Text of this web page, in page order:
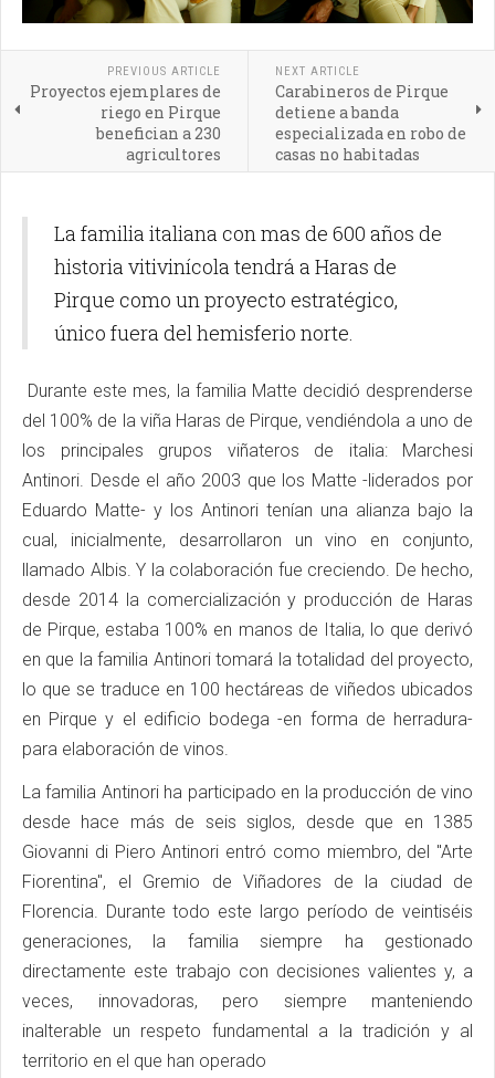
PREVIOUS ARTICLE
Proyectos ejemplares de
riego en Pirque
benefician a 230
agricultores
NEXT ARTICLE
Carabineros de Pirque
detiene a banda
especializada en robo de
casas no habitadas
La familia italiana con mas de 600 años de
historia vitivinícola tendrá a Haras de
Pirque como un proyecto estratégico,
único fuera del hemisferio norte.
Durante este mes, la familia Matte decidió desprenderse
del 100% de la viña Haras de Pirque, vendiéndola a uno de
los principales grupos viñateros de italia: Marchesi
Antinori. Desde el año 2003 que los Matte -liderados por
Eduardo Matte- y los Antinori tenían una alianza bajo la
cual, inicialmente, desarrollaron un vino en conjunto,
llamado Albis. Y la colaboración fue creciendo. De hecho,
desde 2014 la comercialización y producción de Haras
de Pirque, estaba 100% en manos de Italia, lo que derivó
en que la familia Antinori tomará la totalidad del proyecto,
lo que se traduce en 100 hectáreas de viñedos ubicados
en Pirque y el edificio bodega -en forma de herradura-
para elaboración de vinos.
La familia Antinori ha participado en la producción de vino
desde hace más de seis siglos, desde que en 1385
Giovanni di Piero Antinori entró como miembro, del "Arte
Fiorentina", el Gremio de Viñadores de la ciudad de
Florencia. Durante todo este largo período de veintiséis
generaciones, la familia siempre ha gestionado
directamente este trabajo con decisiones valientes y, a
veces, innovadoras, pero siempre manteniendo
inalterable un respeto fundamental a la tradición y al
territorio en el que han operado